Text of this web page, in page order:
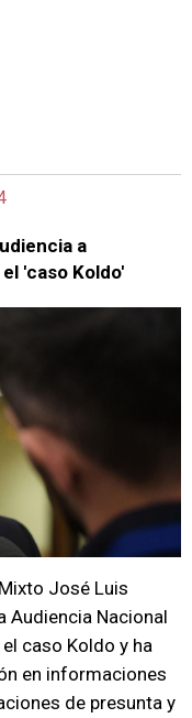
a
'caso Koldo'
José Luis
Audiencia Nacional
caso Koldo y ha
en informaciones
de presunta y